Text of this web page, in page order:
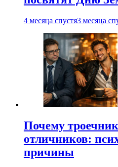
4 месяца спустя3 месяца
Почему
отличников:
причины